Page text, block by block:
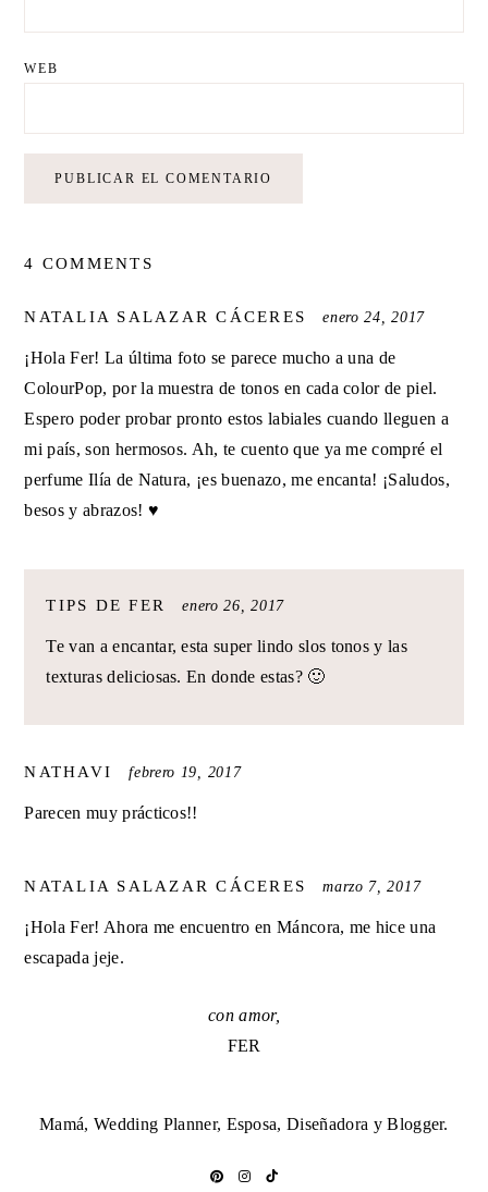
WEB
4 COMMENTS
NATALIA SALAZAR CÁCERES SAYS:
enero 24, 2017
¡Hola Fer! La última foto se parece mucho a una de
ColourPop, por la muestra de tonos en cada color de piel.
Espero poder probar pronto estos labiales cuando lleguen a
mi país, son hermosos. Ah, te cuento que ya me compré el
perfume Ilía de Natura, ¡es buenazo, me encanta! ¡Saludos,
besos y abrazos! ♥
TIPS DE FER SAYS:
enero 26, 2017
Te van a encantar, esta super lindo slos tonos y las
texturas deliciosas. En donde estas? 🙂
NATHAVI SAYS:
febrero 19, 2017
Parecen muy prácticos!!
NATALIA SALAZAR CÁCERES SAYS:
marzo 7, 2017
¡Hola Fer! Ahora me encuentro en Máncora, me hice una
escapada jeje.
con amor,
FER
Mamá, Wedding Planner, Esposa, Diseñadora y Blogger.